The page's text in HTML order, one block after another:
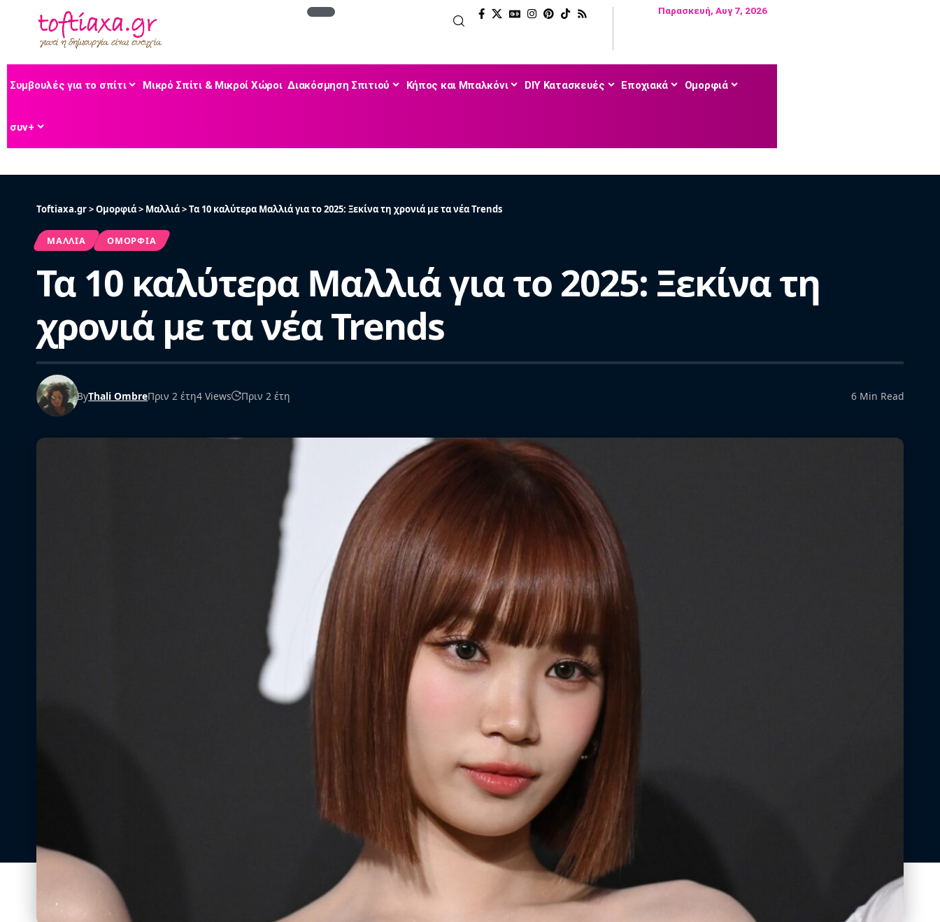
Παρασκευή, Αυγ 7, 2026
Συμβουλές για το σπίτι Μικρό Σπίτι & Μικροί Χώροι Διακόσμηση Σπιτιού Κήπος και Μπαλκόνι DIY Κατασκευές Εποχιακά Ομορφιά
συν+
Toftiaxa.gr>Ομορφιά> Μαλλιά>Τα 10 καλύτερα Μαλλιά για το 2025: Ξεκίνα τη χρονιά με τα νέα Trends
ΜΑΛΛΙΆ ΟΜΟΡΦΙΆ
Τα 10 καλύτερα Μαλλιά για το 2025: Ξεκίνα τη
χρονιά με τα νέα Trends
ByThali OmbreΠριν 2 έτη4 Views Πριν 2 έτη 6 Min Read